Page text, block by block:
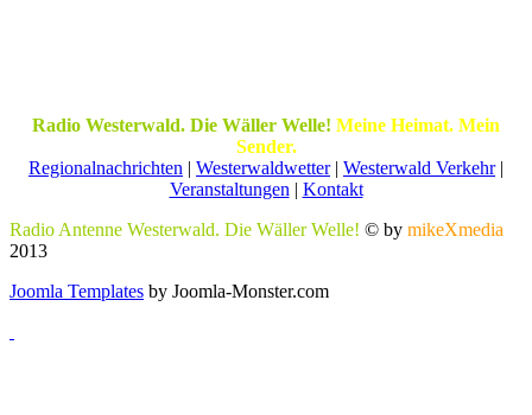
Radio Westerwald. Die Wäller Welle! Meine Heimat. Mein
Sender.
Regionalnachrichten | Westerwaldwetter| Westerwald Verkehr|
Veranstaltungen | Kontakt
Radio Antenne Westerwald. Die Wäller Welle! © by mikeXmedia
2013
Joomla Templates by Joomla-Monster.com